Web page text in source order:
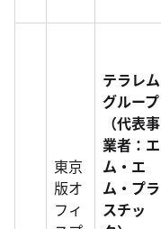
東京
版オ
フィ
テラレム
グループ
（代表事
業者：エ
ム・エ
ム・プラ
スチッ